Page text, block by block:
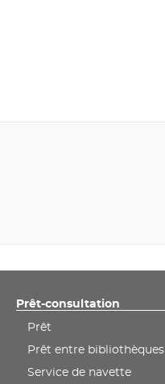
Prêt-consultation
Prêt
Prêt entre bibliothèques
Service de navette